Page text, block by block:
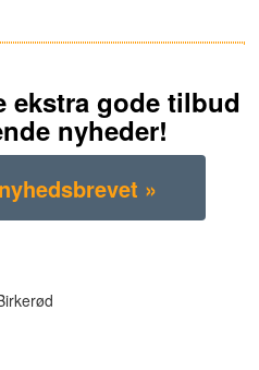
ekstra gode tilbud
nyheder!